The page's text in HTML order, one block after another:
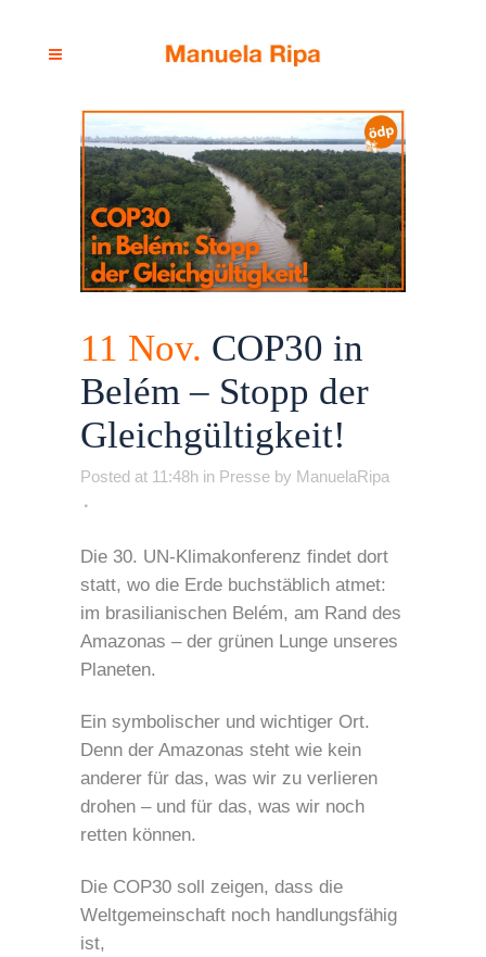
11 Nov. COP30 in
Belém – Stopp der
Gleichgültigkeit!
Posted at 11:48h in Presse by ManuelaRipa
Die 30. UN-Klimakonferenz findet dort
statt, wo die Erde buchstäblich atmet:
im brasilianischen Belém, am Rand des
Amazonas – der grünen Lunge unseres
Planeten.
Ein symbolischer und wichtiger Ort.
Denn der Amazonas steht wie kein
anderer für das, was wir zu verlieren
drohen – und für das, was wir noch
retten können.
Die COP30 soll zeigen, dass die
Weltgemeinschaft noch handlungsfähig
ist,